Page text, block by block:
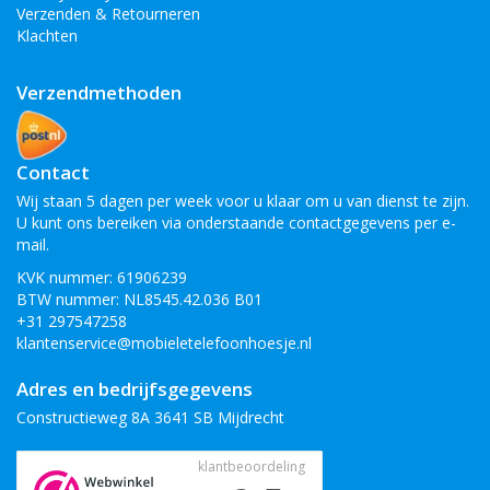
Verzenden & Retourneren
Klachten
Verzendmethoden
Contact
Wij staan 5 dagen per week voor u klaar om u van dienst te zijn.
U kunt ons bereiken via onderstaande contactgegevens per e-
mail.
KVK nummer: 61906239
BTW nummer: NL8545.42.036 B01
+31 297547258
klantenservice@mobieletelefoonhoesje.nl
Adres en bedrijfsgegevens
Constructieweg 8A 3641 SB Mijdrecht